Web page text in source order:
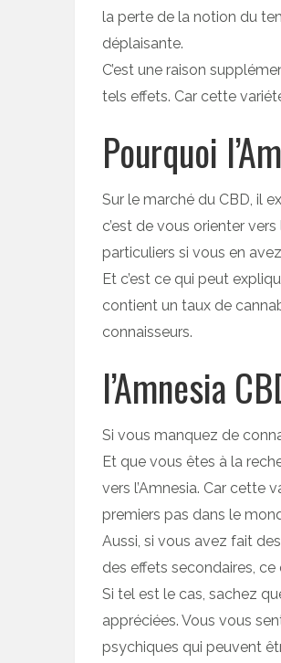
la perte de la notion du
déplaisante.
C’est une raison
tels effets. Car cette
Pourquoi
Sur le marché du CBD, il
c’est de vous orienter
particuliers si vous en
Et c’est ce qui peut
contient un taux de
connaisseurs.
l’Amnesia
Si vous manquez de
Et que vous êtes à la
vers l’Amnesia. Car cette
premiers pas dans le
Aussi, si vous avez fait
des effets secondaires,
Si tel est le cas, sachez
appréciées. Vous vous
psychiques qui peuvent